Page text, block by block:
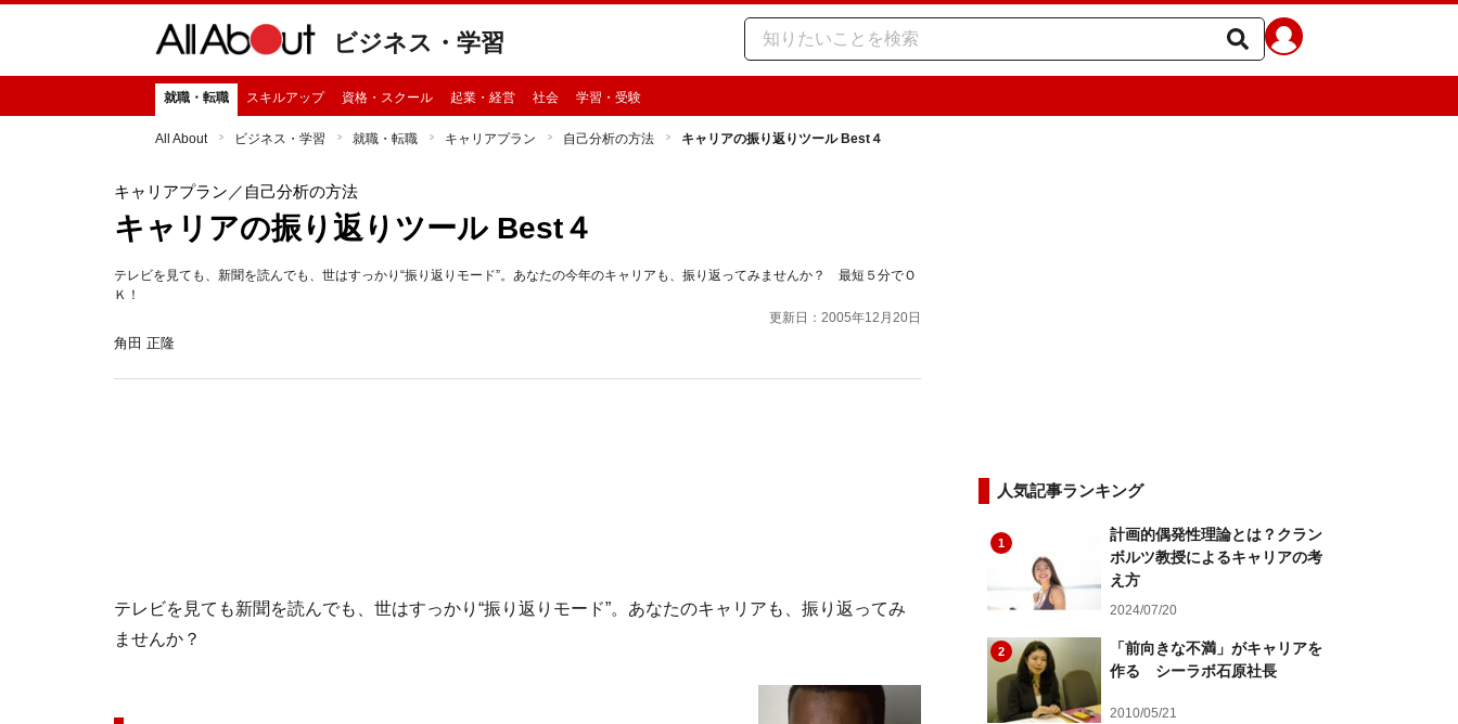
ビジネス・学習
就職・転職 スキルアップ 資格・スクール 起業・経営 社会 学習・受験
All About ビジネス・学習 就職・転職 キャリアプラン 自己分析の方法 キャリアの振り返りツール Best４
キャリアプラン ／自己分析の方法
キャリアの振り返りツール Best４
テレビを見ても、新聞を読んでも、世はすっかり“振り返りモード”。あなたの今年のキャリアも、振り返ってみませんか？ 最短５分でＯ
Ｋ！
更新日：2005年12月20日
角田 正隆
テレビを見ても新聞を読んでも、世はすっかり“振り返りモード”。あなたのキャリアも、振り返ってみ
ませんか？
人気記事ランキング
1
計画的偶発性理論とは？クラン
ボルツ教授によるキャリアの考
え方
2024/07/20
2
「前向きな不満」がキャリアを
作る シーラボ石原社長
2010/05/21